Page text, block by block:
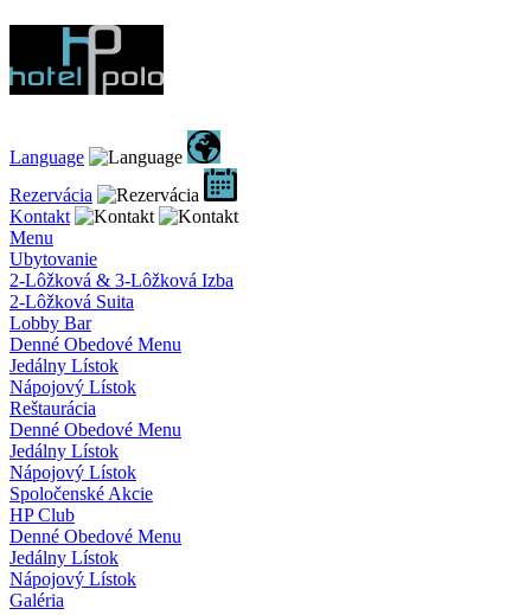
Language
Rezervácia
Kontakt
Menu
Ubytovanie
2-Lôžková & 3-Lôžková Izba
2-Lôžková Suita
Lobby Bar
Denné Obedové Menu
Jedálny Lístok
Nápojový Lístok
Reštaurácia
Denné Obedové Menu
Jedálny Lístok
Nápojový Lístok
Spoločenské Akcie
HP Club
Denné Obedové Menu
Jedálny Lístok
Nápojový Lístok
Galéria